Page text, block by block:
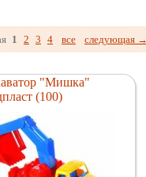
1 2 3 4 все следующая →
"Мишка"
(100)